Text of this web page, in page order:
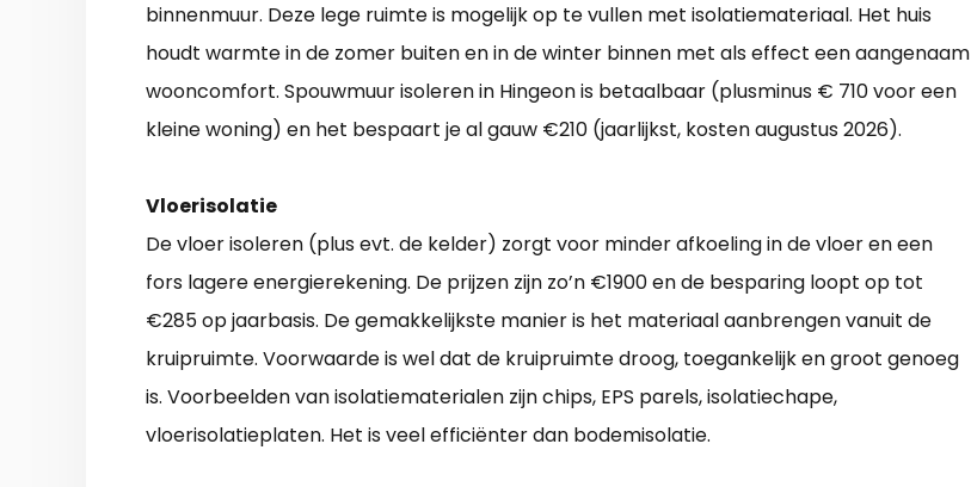
binnenmuur. Deze lege ruimte is mogelijk op te vullen met isolatiemateriaal. Het huis
houdt warmte in de zomer buiten en in de winter binnen met als effect een aangenaam
wooncomfort. Spouwmuur isoleren in Hingeon is betaalbaar (plusminus € 710 voor een
kleine woning) en het bespaart je al gauw €210 (jaarlijkst, kosten augustus 2026).
Vloerisolatie
De vloer isoleren (plus evt. de kelder) zorgt voor minder afkoeling in de vloer en een
fors lagere energierekening. De prijzen zijn zo’n €1900 en de besparing loopt op tot
€285 op jaarbasis. De gemakkelijkste manier is het materiaal aanbrengen vanuit de
kruipruimte. Voorwaarde is wel dat de kruipruimte droog, toegankelijk en groot genoeg
is. Voorbeelden van isolatiematerialen zijn chips, EPS parels, isolatiechape,
vloerisolatieplaten. Het is veel efficiënter dan bodemisolatie.